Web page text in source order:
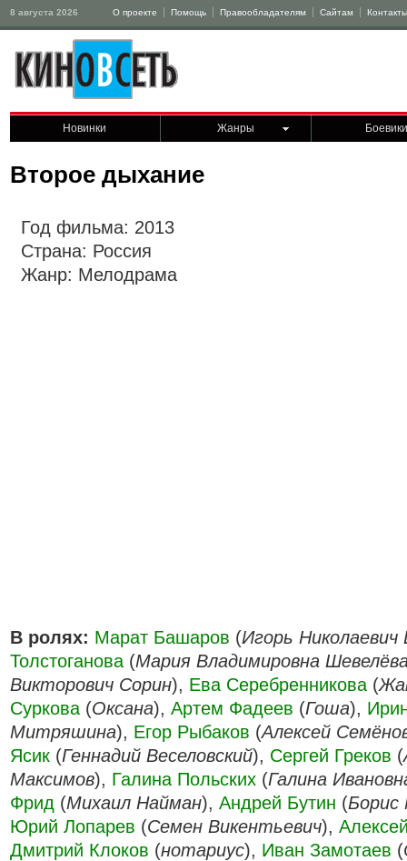
8 августа 2026 О проекте Помощь Правообладателям Сайтам Контакты
Новинки Жанры Боевики
Второе дыхание
Год фильма: 2013
Страна: Россия
Жанр: Мелодрама
В ролях: Марат Башаров (Игорь Николаевич
Толстоганова (Мария Владимировна
Викторович Сорин), Ева Серебренникова (
Суркова (Оксана), Артем Фадеев (Гоша),
Митряшина), Егор Рыбаков (Алексей
Ясик (Геннадий Веселовский), Сергей Греков (
Максимов), Галина Польских (Галина
Фрид (Михаил Найман), Андрей Бутин (Борис
Юрий Лопарев (Семен Викентьевич),
Дмитрий Клоков (нотариус), Иван Замотаев (